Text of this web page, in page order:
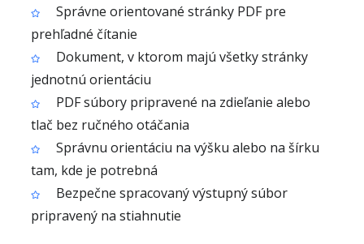
Správne orientované stránky PDF pre
prehľadné čítanie
Dokument, v ktorom majú všetky stránky
jednotnú orientáciu
PDF súbory pripravené na zdieľanie alebo
tlač bez ručného otáčania
Správnu orientáciu na výšku alebo na šírku
tam, kde je potrebná
Bezpečne spracovaný výstupný súbor
pripravený na stiahnutie